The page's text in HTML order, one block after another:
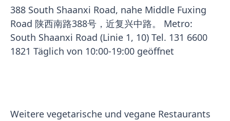
388 South Shaanxi Road, nahe Middle Fuxing
Road 陕西南路388号，近复兴中路。 Metro:
South Shaanxi Road (Linie 1, 10) Tel. 131 6600
1821 Täglich von 10:00-19:00 geöffnet
Weitere vegetarische und vegane Restaurants